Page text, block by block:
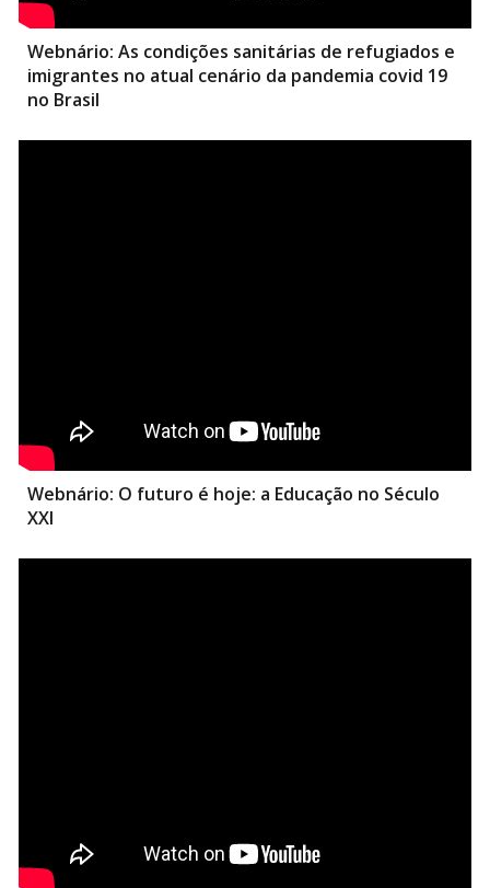
Webnário:As condições sanitárias de refugiados e
imigrantes no atual cenário da pandemia covid 19
no Brasil
Webnário: O futuro é hoje: a Educação no Século
XXI